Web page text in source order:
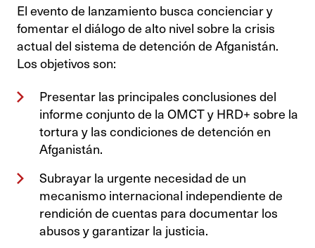
El evento de lanzamiento busca concienciar y
fomentar el diálogo de alto nivel sobre la crisis
actual del sistema de detención de Afganistán.
Los objetivos son:
Presentar las principales conclusiones del
informe conjunto de la OMCT y HRD+ sobre la
tortura y las condiciones de detención en
Afganistán.
Subrayar la urgente necesidad de un
mecanismo internacional independiente de
rendición de cuentas para documentar los
abusos y garantizar la justicia.